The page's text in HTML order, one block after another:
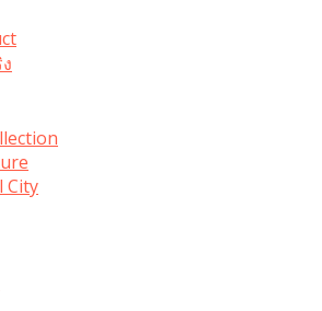
City